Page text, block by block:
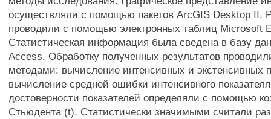
осуществляли с помощью пакетов ArcGIS Desktop II,
проводили с помощью электронных таблиц Microsoft
Статистическая информация была сведена в базу
Access. Обработку полученных результатов
методами: вычисление интенсивных и экстенсивных
вычисление средней ошибки интенсивного
достоверности показателей определяли с помощью
Стьюдента (t). Статистически значимыми считали